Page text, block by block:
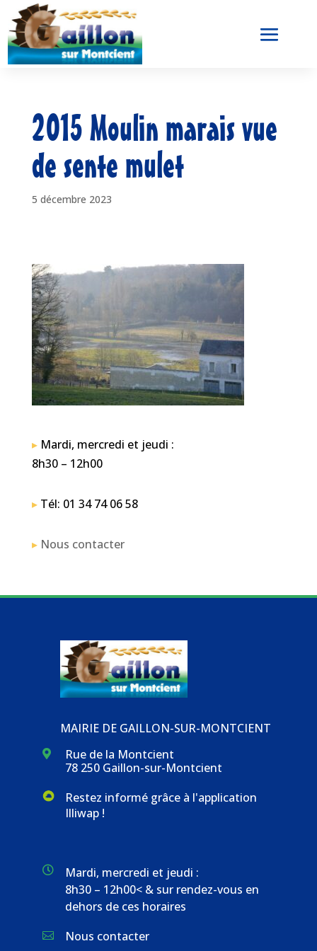
2015 Moulin marais vue
de sente mulet
5 décembre 2023
▸Mardi, mercredi et jeudi :
8h30 – 12h00
▸Tél: 01 34 74 06 58
▸ Nous contacter
MAIRIE DE GAILLON-SUR-MONTCIENT

Rue de la Montcient
78 250 Gaillon-sur-Montcient
Restez informé grâce à l'application
Illiwap !

Mardi, mercredi et jeudi :
8h30 – 12h00< & sur rendez-vous en
dehors de ces horaires
 Nous contacter